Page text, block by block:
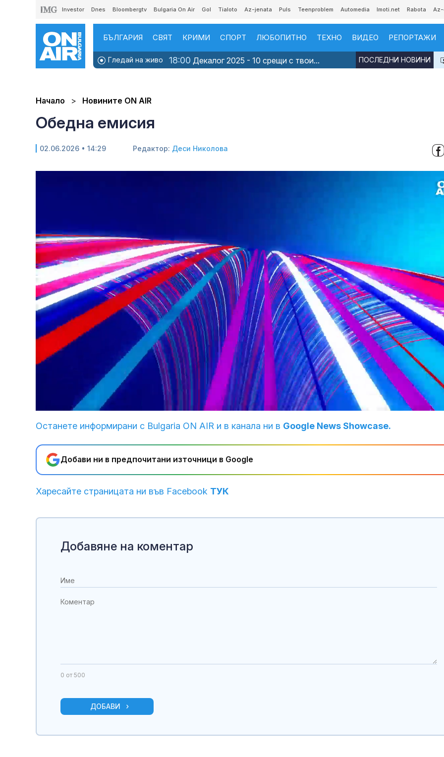
Investor Dnes Bloombergtv Bulgaria On Air Gol Tialoto Az-jenata Puls Teenproblem Automedia Imoti.net Rabota Az-
БЪЛГАРИЯ СВЯТ КРИМИ СПОРТ ЛЮБОПИТНО ТЕХНО ВИДЕО РЕПОРТАЖИ
Гледай на живо 18:00 Декалог 2025 - 10 срещи с твои... ПОСЛЕДНИ НОВИНИ
Начало Новините ON AIR
Обедна емисия
02.06.2026 • 14:29 Редактор: Деси Николова
Unmute Loaded
3.46%
Останете информирани с Bulgaria ON AIR и в канала ни в Google News Showcase.
Добави ни в предпочитани източници в Google
Харесайте страницата ни във Facebook ТУК
контрола по
Добавяне на коментар
0 от 500
ДОБАВИ